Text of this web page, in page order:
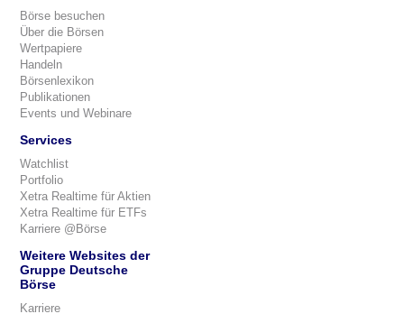
Börse besuchen
Über die Börsen
Wertpapiere
Handeln
Börsenlexikon
Publikationen
Events und Webinare
Services
Watchlist
Portfolio
Xetra Realtime für Aktien
Xetra Realtime für ETFs
Karriere @Börse
Weitere Websites der
Gruppe Deutsche
Börse
Karriere